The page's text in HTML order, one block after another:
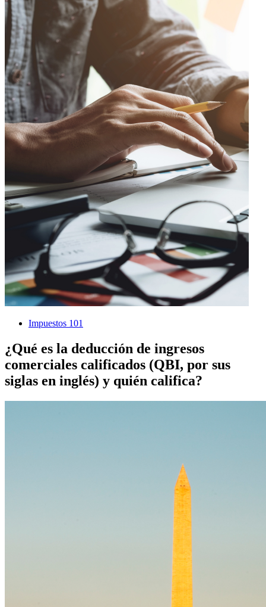
Impuestos 101
¿Qué es la deducción de ingresos
comerciales calificados (QBI, por sus
siglas en inglés) y quién califica?